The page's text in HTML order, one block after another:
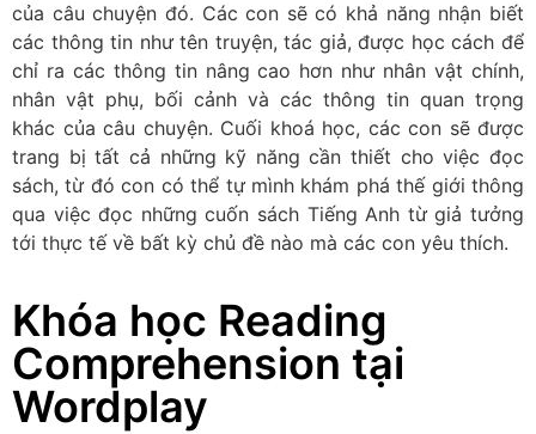
của câu chuyện đó. Các con sẽ có khả năng nhận biết
các thông tin như tên truyện, tác giả, được học cách để
chỉ ra các thông tin nâng cao hơn như nhân vật chính,
nhân vật phụ, bối cảnh và các thông tin quan trọng
khác của câu chuyện. Cuối khoá học, các con sẽ được
trang bị tất cả những kỹ năng cần thiết cho việc đọc
sách, từ đó con có thể tự mình khám phá thế giới thông
qua việc đọc những cuốn sách Tiếng Anh từ giả tưởng
tới thực tế về bất kỳ chủ đề nào mà các con yêu thích.
Khóa học Reading
Comprehension tại
Wordplay